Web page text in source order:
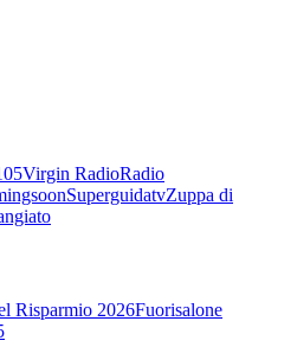
Virgin RadioRadio
SuperguidatvZuppa di
Risparmio 2026Fuorisalone